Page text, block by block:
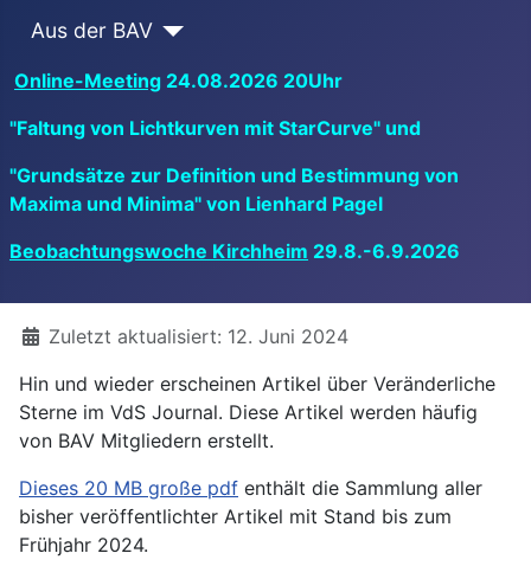
Aus der BAV
Online-Meeting 24.08.2026 20Uhr
"Faltung von Lichtkurven mit StarCurve" und
"Grundsätze zur Definition und Bestimmung von
Maxima und Minima" von Lienhard Pagel
Beobachtungswoche Kirchheim 29.8.-6.9.2026
DetailsZuletzt aktualisiert: 12. Juni 2024
Hin und wieder erscheinen Artikel über Veränderliche
Sterne im VdS Journal. Diese Artikel werden häufig
von BAV Mitgliedern erstellt.
Dieses 20 MB große pdf enthält die Sammlung aller
bisher veröffentlichter Artikel mit Stand bis zum
Frühjahr 2024.